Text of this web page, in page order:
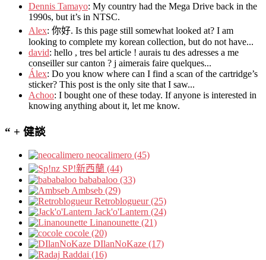
Dennis Tamayo: My country had the Mega Drive back in the
1990s, but it’s in NTSC.
Alex: 你好. Is this page still somewhat looked at? I am
looking to complete my korean collection, but do not have...
david: hello , tres bel article ! aurais tu des adresses a me
conseiller sur canton ? j aimerais faire quelques...
Álex: Do you know where can I find a scan of the cartridge’s
sticker? This post is the only site that I saw...
Achoo: I bought one of these today. If anyone is interested in
knowing anything about it, let me know.
“ + 健談
neocalimero (45)
SP!新西蘭 (44)
bababaloo (33)
Ambseb (29)
Retroblogueur (25)
Jack'o'Lantern (24)
Linanounette (21)
cocole (20)
DIlanNoKaze (17)
Raddai (16)